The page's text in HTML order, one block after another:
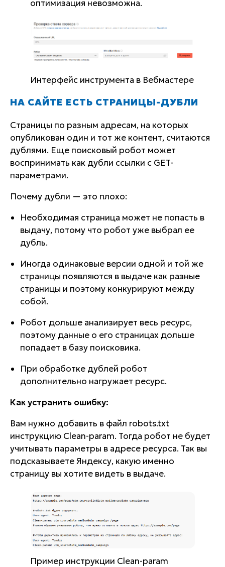
оптимизация невозможна.
Интерфейс инструмента в Вебмастере
НА САЙТЕ ЕСТЬ СТРАНИЦЫ-ДУБЛИ
Страницы по разным адресам, на которых
опубликован один и тот же контент, считаются
дублями. Еще поисковый робот может
воспринимать как дубли ссылки с GET-
параметрами.
Почему дубли — это плохо:
Необходимая страница может не попасть в
выдачу, потому что робот уже выбрал ее
дубль.
Иногда одинаковые версии одной и той же
страницы появляются в выдаче как разные
страницы и поэтому конкурируют между
собой.
Робот дольше анализирует весь ресурс,
поэтому данные о его страницах дольше
попадает в базу поисковика.
При обработке дублей робот
дополнительно нагружает ресурс.
Как устранить ошибку:
Вам нужно добавить в файл robots.txt
инструкцию Clean-param. Тогда робот не будет
учитывать параметры в адресе ресурса. Так вы
подсказываете Яндексу, какую именно
страницу вы хотите видеть в выдаче.
Пример инструкции Clean-param